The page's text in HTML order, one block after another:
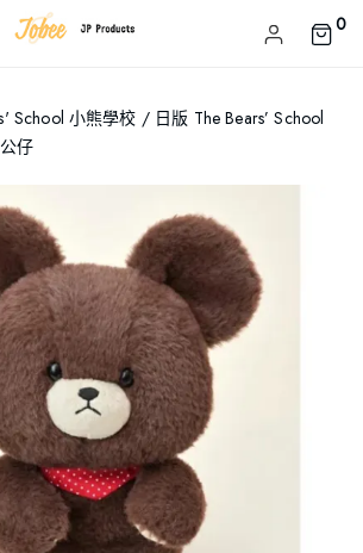
0
School 小熊學校 / 日版 The Bears’ School
仔